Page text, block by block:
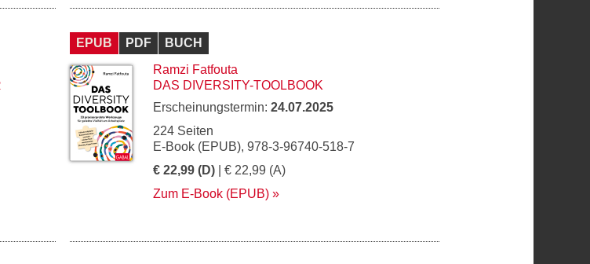
EPUB PDF
BUCH
Ramzi Fatfouta
DAS DIVERSITY-TOOLBOOK
Erscheinungstermin: 24.07.2025
224 Seiten
E-Book (EPUB), 978-3-96740-518-7
€ 22,99 (D) | € 22,99 (A)
Zum E-Book (EPUB)